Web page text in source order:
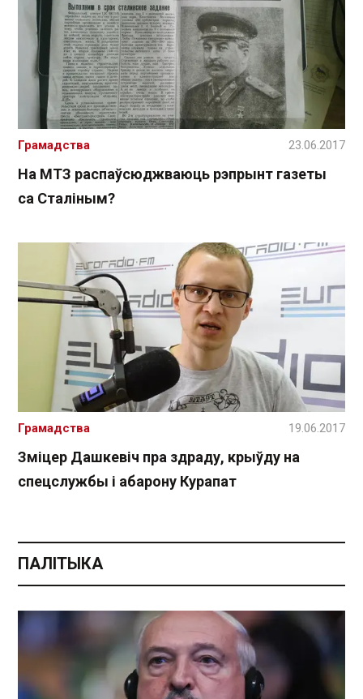
На МТЗ распаўсюджваюць рэпрынт газеты
са Сталіным?
Грамадства 23.06.2017
Зміцер Дашкевіч пра здраду, крыўду на
спецслужбы і абарону Курапат
Грамадства 19.06.2017
ПАЛІТЫКА